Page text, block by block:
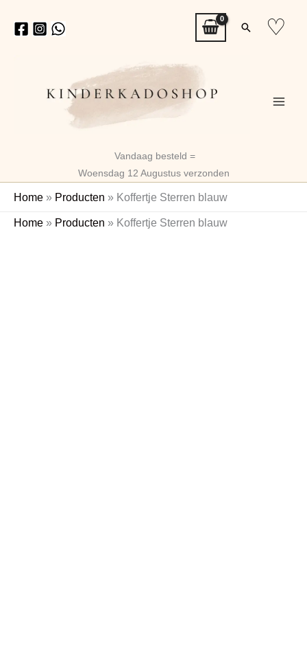
naar
Zoeken
♡
Vandaag besteld =
Woensdag 12 Augustus verzonden
Home » Producten » Koffertje Sterren blauw
Home » Producten » Koffertje Sterren blauw
Koffertje